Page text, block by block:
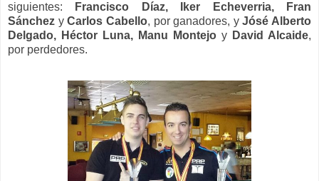
siguientes:
Francisco Díaz, Iker Echeverria, Fran
Sánchez yCarlos Cabello, por ganadores, yJósé Alberto
Delgado, Héctor Luna, Manu Montejo y David Alcaide,
por perdedores.